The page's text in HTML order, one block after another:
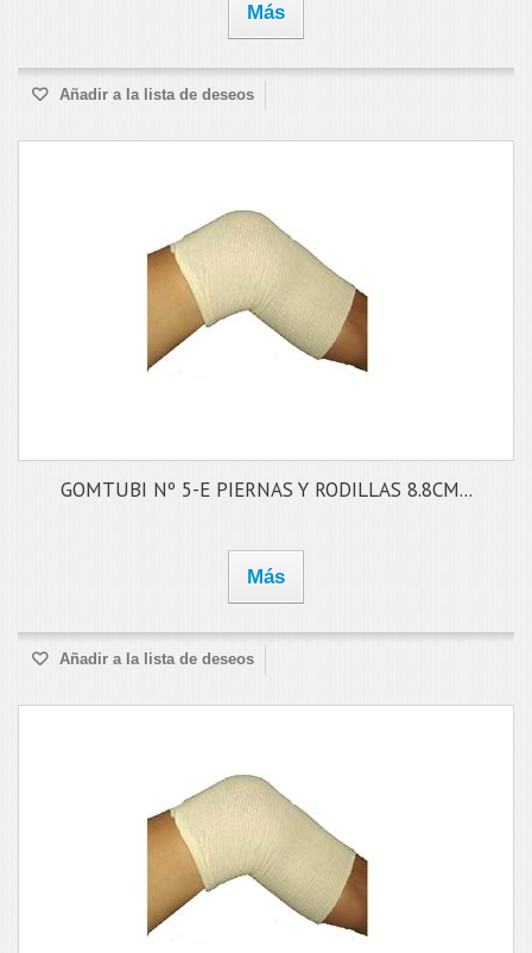
Más
Añadir a la lista de deseos
GOMTUBI Nº 5-E PIERNAS Y RODILLAS 8.8CM...
Más
Añadir a la lista de deseos